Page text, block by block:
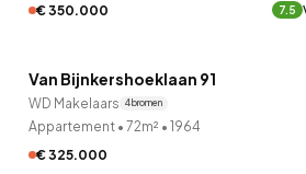
€ 350.000
7.5
Verkocht onder voorbehoud
Van Bijnkershoeklaan 91
WD Makelaars 4 bronnen
Appartement • 72m² • 1964
€ 325.000